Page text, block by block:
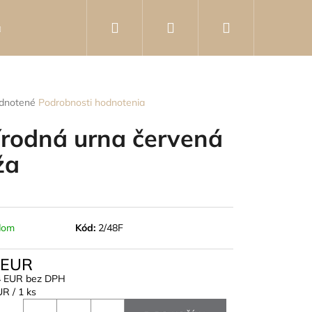
Poradca Kontakty
Prihlásenie
Podrobnosti hodnotenia
urna červená
Kód: 2/48F
EUR bez DPH
/ 1 ks
- 5X8 CM